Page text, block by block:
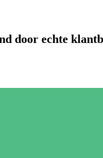
door echte